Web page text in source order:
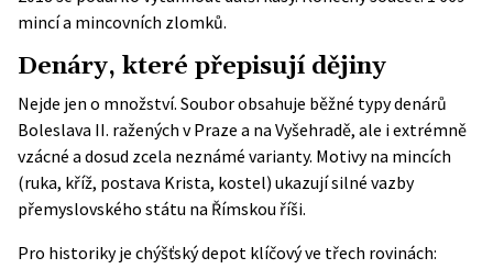
mincí a mincovních zlomků.
Denáry, které přepisují dějiny
Nejde jen o množství. Soubor obsahuje běžné typy denárů
Boleslava II. ražených v Praze a na Vyšehradě, ale i extrémně
vzácné a dosud zcela neznámé varianty. Motivy na mincích
(ruka, kříž, postava Krista, kostel) ukazují silné vazby
přemyslovského státu na Římskou říši.
Pro historiky je chýšťský depot klíčový ve třech rovinách: